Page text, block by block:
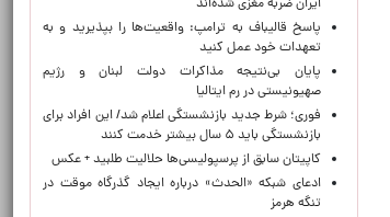
ایران ضربه مغزی شده‌اند
پاسخ قالیباف به ترامپ: واقعیت‌ها را بپذیرید و به
تعهدات خود عمل کنید
پایان بی‌نتیجه مذاکرات دولت لبنان و رژیم
صهیونیستی در رم ایتالیا
فوری؛ شرط جدید بازنشستگی اعلام شد/ این افراد برای
بازنشستگی باید ۵ سال بیشتر خدمت کنند
کاپیتان سابق از پرسپولیسی‌ها حلالیت طلبید + عکس
ادعای شبکه «الحدث» درباره ایجاد گذرگاه موقت در
تنگه هرمز